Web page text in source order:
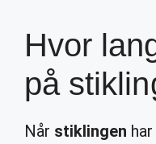
Hvor
på
Når stiklingen